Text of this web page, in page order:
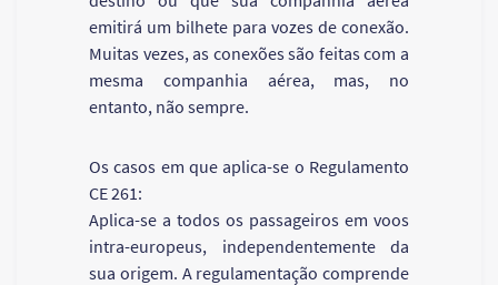
emitirá um bilhete para vozes de conexão.
Muitas vezes, as conexões são feitas com a
mesma companhia aérea, mas, no
entanto, não sempre.
Os casos em que aplica-se o Regulamento
CE 261:
Aplica-se a todos os passageiros em voos
intra-europeus, independentemente da
sua origem. A regulamentação comprende